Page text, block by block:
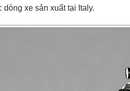
dòng xe sản xuất tại Italy.